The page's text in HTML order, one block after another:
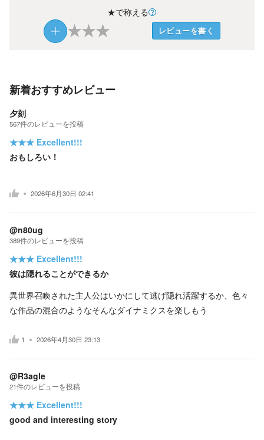
★で称える
★★★ レビューを書く
新着おすすめレビュー
夕刻
567件のレビューを投稿
★★★ Excellent!!!
おもしろい！
2026年6月30日 02:41
@n80ug
389件のレビューを投稿
★★★ Excellent!!!
彼は隠れることができるか
異世界召喚された主人公はいかにして逃げ隠れ活躍するか、色々
な作品の混合のようなそんなダイナミクスを楽しもう
1 2026年4月30日 23:13
@R3agle
21件のレビューを投稿
★★★ Excellent!!!
good and interesting story